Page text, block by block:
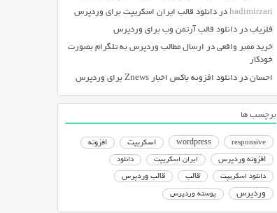
hadimirzari در دانلود قالب ایران اسکریپت برای وردپرس
فلزیاب در دانلود قالب آرتمن وب برای وردپرس
خرید ممبر واقعی در ارسال مطالب وردپرس به تلگرام بصورت
خودکار
احسان در دانلود افزونه باکس اخبار Znews برای وردپرس
برچسب ها
responsive
wordpress اسکریپت
افزونه
افزونه وردپرس
ایران اسکریپت دانلود
دانلود اسکریپت قالب قالب وردپرس
وردپرس پوسته وردپرس